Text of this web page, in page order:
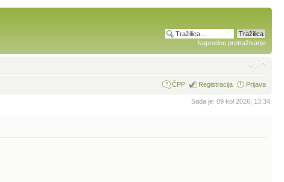
Napredno pretraživanje
ČPP Registracija Prijava
Sada je: 09 kol 2026, 13:34.